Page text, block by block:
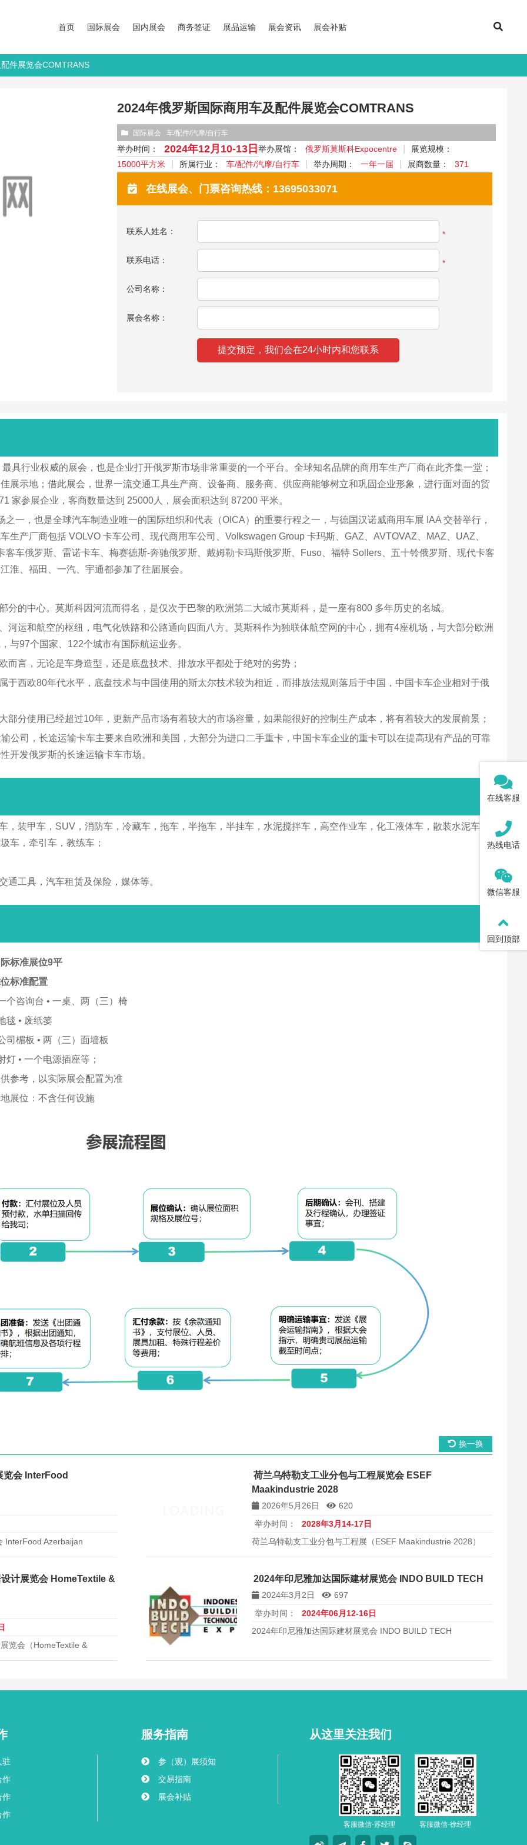
首页 国际展会 国内展会 商务签证 展品运输 展会资讯 展会补贴
件展览会COMTRANS
2024年俄罗斯国际商用车及配件展览会COMTRANS
国际展会 车/配件/汽摩/自行车
举办时间： 2024年12月10-13日举办展馆： 俄罗斯莫斯科Expocentre
展览规模：
15000平方米
所属行业： 车/配件/汽摩/自行车 举办周期： 一年一届 展商数量： 371
在线展会、门票咨询热线：13695033071
联系人姓名： *
联系电话： *
公司名称：
展会名称：
具行业权威的展会，也是企业打开俄罗斯市场非常重要的一个平台。全球知名品牌的商用车生产厂商在此齐集一堂；
展示地；借此展会，世界一流交通工具生产商、设备商、服务商、供应商能够树立和巩固企业形象，进行面对面的贸
家参展企业，客商数量达到 25000人，展会面积达到 87200 平米。
一，也是全球汽车制造业唯一的国际组织和代表（OICA）的重要行程之一，与德国汉诺威商用车展 IAA 交替举行，
生产厂商包括 VOLVO 卡车公司、现代商用车公司、Volkswagen Group 卡玛斯、GAZ、AVTOVAZ、MAZ、UAZ、
车俄罗斯、雷诺卡车、梅赛德斯-奔驰俄罗斯、戴姆勒卡玛斯俄罗斯、Fuso、福特 Sollers、五十铃俄罗斯、现代卡客
淮、福田、一汽、宇通都参加了往届展会。
的中心。莫斯科因河流而得名，是仅次于巴黎的欧洲第二大城市莫斯科，是一座有800 多年历史的名城。
运和航空的枢纽，电气化铁路和公路通向四面八方。莫斯科作为独联体航空网的中心，拥有4座机场，与大部分欧洲
与97个国家、122个城市有国际航运业务。
言，无论是车身造型，还是底盘技术、排放水平都处于绝对的劣势；
于西欧80年代水平，底盘技术与中国使用的斯太尔技术较为相近，而排放法规则落后于中国，中国卡车企业相对于俄
分使用已经超过10年，更新产品市场有着较大的市场容量，如果能很好的控制生产成本，将有着较大的发展前景；
司，长途运输卡车主要来自欧洲和美国，大部分为进口二手重卡，中国卡车企业的重卡可以在提高现有产品的可靠
开发俄罗斯的长途运输卡车市场。
装甲车，SUV，消防车，冷藏车，拖车，半拖车，半挂车，水泥搅拌车，高空作业车，化工液体车，散装水泥车，
车，牵引车，教练车；
工具，汽车租赁及保险，媒体等。
标准展位9平
标准配置
个咨询台 • 一桌、两（三）椅
毯 • 废纸篓
司楣板 • 两（三）面墙板
灯 • 一个电源插座等；
参考，以实际展会配置为准
展位：不含任何设施
换一换
览会 InterFood
InterFood Azerbaijan
荷兰乌特勒支工业分包与工程展览会 ESEF
Maakindustrie 2028
2026年5月26日
620
举办时间：
2028年3月14-17日
荷兰乌特勒支工业分包与工程展（ESEF Maakindustrie 2028）
米。
计展览会 HomeTextile &
览会（HomeTextile &
2024年印尼雅加达国际建材展览会 INDO BUILD TECH
2024年3月2日
697
举办时间：
2024年06月12-16日
2024年印尼雅加达国际建材展览会 INDO BUILD TECH
驻
作
作
作
服务指南
参（观）展须知
交易指南
展会补贴
从这里关注我们
客服微信-苏经理 客服微信-徐经理
在线客服
热线电话
微信客服
回到顶部